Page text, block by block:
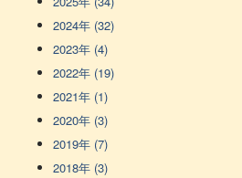
2024年 (32)
2023年 (4)
2022年 (19)
2021年 (1)
2020年 (3)
2019年 (7)
2018年 (3)